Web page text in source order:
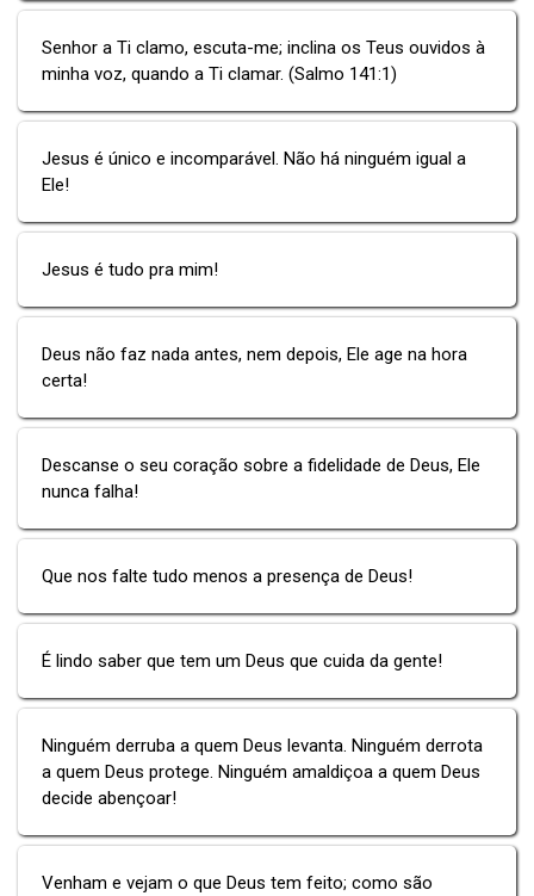
Senhor a Ti clamo, escuta-me; inclina os Teus ouvidos à
minha voz, quando a Ti clamar. (Salmo 141:1)
Jesus é único e incomparável. Não há ninguém igual a
Ele!
Jesus é tudo pra mim!
Deus não faz nada antes, nem depois, Ele age na hora
certa!
Descanse o seu coração sobre a fidelidade de Deus, Ele
nunca falha!
Que nos falte tudo menos a presença de Deus!
É lindo saber que tem um Deus que cuida da gente!
Ninguém derruba a quem Deus levanta. Ninguém derrota
a quem Deus protege. Ninguém amaldiçoa a quem Deus
decide abençoar!
Venham e vejam o que Deus tem feito; como são